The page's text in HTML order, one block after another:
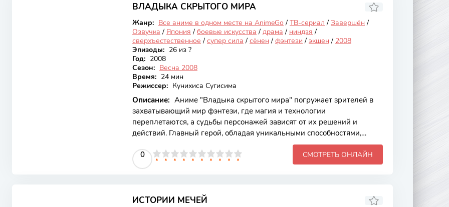
путешествие, чтобы восстановить свою творческую искру. На своем
ВЛАДЫКА СКРЫТОГО МИРА
Жанр: Все аниме в одном месте на AnimeGo / ТВ-сериал / Завершён /
Озвучка / Япония / боевые искусства / драма / ниндзя /
сверхъестественное / супер сила / сёнен / фэнтези / экшен / 2008
Эпизоды: 26 из ?
Год: 2008
Сезон: Весна 2008
Время: 24 мин
Режиссер: Кунихиса Сугисима
Описание: Аниме "Владыка скрытого мира" погружает зрителей в
захватывающий мир фэнтези, где магия и технологии
переплетаются, а судьбы персонажей зависят от их решений и
действий. Главный герой, обладая уникальными способностями,
оказывается втянутым в сложные интриги и конфликты, которые
ставят под угрозу не только его жизнь, но и судьбу целого мира. Это
аниме привлекает внимание насыщенной графикой,
начинается с того, что наш главный герой, обычный школьник,
0
4 5 6 7 8 9 10 СМОТРЕТЬ ОНЛАЙН
ИСТОРИИ МЕЧЕЙ